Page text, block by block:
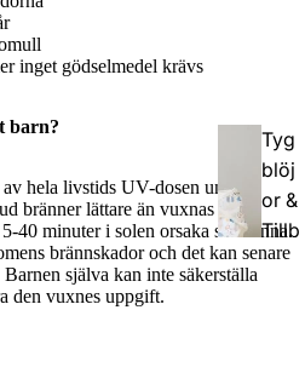
Tyg
blöj
or &
Tillb
ehör
inget gödselmedel krävs
barn?
hela livstids UV-dosen under
bränner lättare än vuxnas hud.
40 minuter i solen orsaka solbränna.
brännskador och det kan senare
själva kan inte säkerställa
den vuxnes uppgift.